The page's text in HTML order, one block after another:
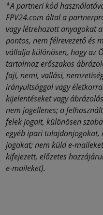
*A partneri kód
FPV24.com által a
vagy létrehozott anyagokat
pontos, nem félrevezető és
vállalja különösen, hogy az
tartalmaz erőszakos
faji, nemi, vallási,
irányultsággal vagy
kijelentéseket vagy
nem jogellenes; a
felek jogait, különösen
egyéb ipari tulajdonjogokat,
jogokat; nem küld e-
kifejezett, előzetes
e-maileket).